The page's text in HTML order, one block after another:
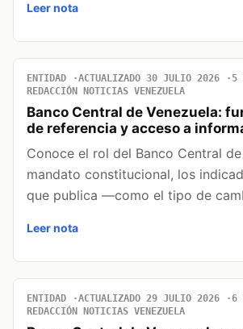
Leer nota
ENTIDAD ACTUALIZADO 30 JULIO 2026
5
REDACCIÓN NOTICIAS VENEZUELA
Banco Central de Venezuela:
de referencia y acceso a
Conoce el rol del Banco Central de
mandato constitucional, los
que publica —como el tipo de
Leer nota
ENTIDAD ACTUALIZADO 29 JULIO 2026
6
REDACCIÓN NOTICIAS VENEZUELA